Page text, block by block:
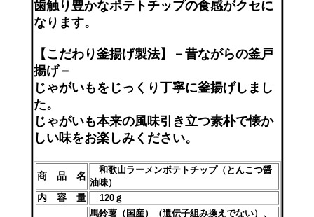
歯触り豊かなポテトチップの食感がクセに
なります。
【こだわり釜揚げ製法】－昔ながらの釜戸
揚げ－
じゃがいもをじっくり丁寧に釜揚げしまし
た。
じゃがいも本来の風味引き立つ素朴で懐か
しい味をお楽しみください。
商 品 名
和歌山ラーメンポテトチップ（とんこつ醤
油味）
内 容 量 120ｇ
馬鈴薯（国産）（遺伝子組み換えでない）、